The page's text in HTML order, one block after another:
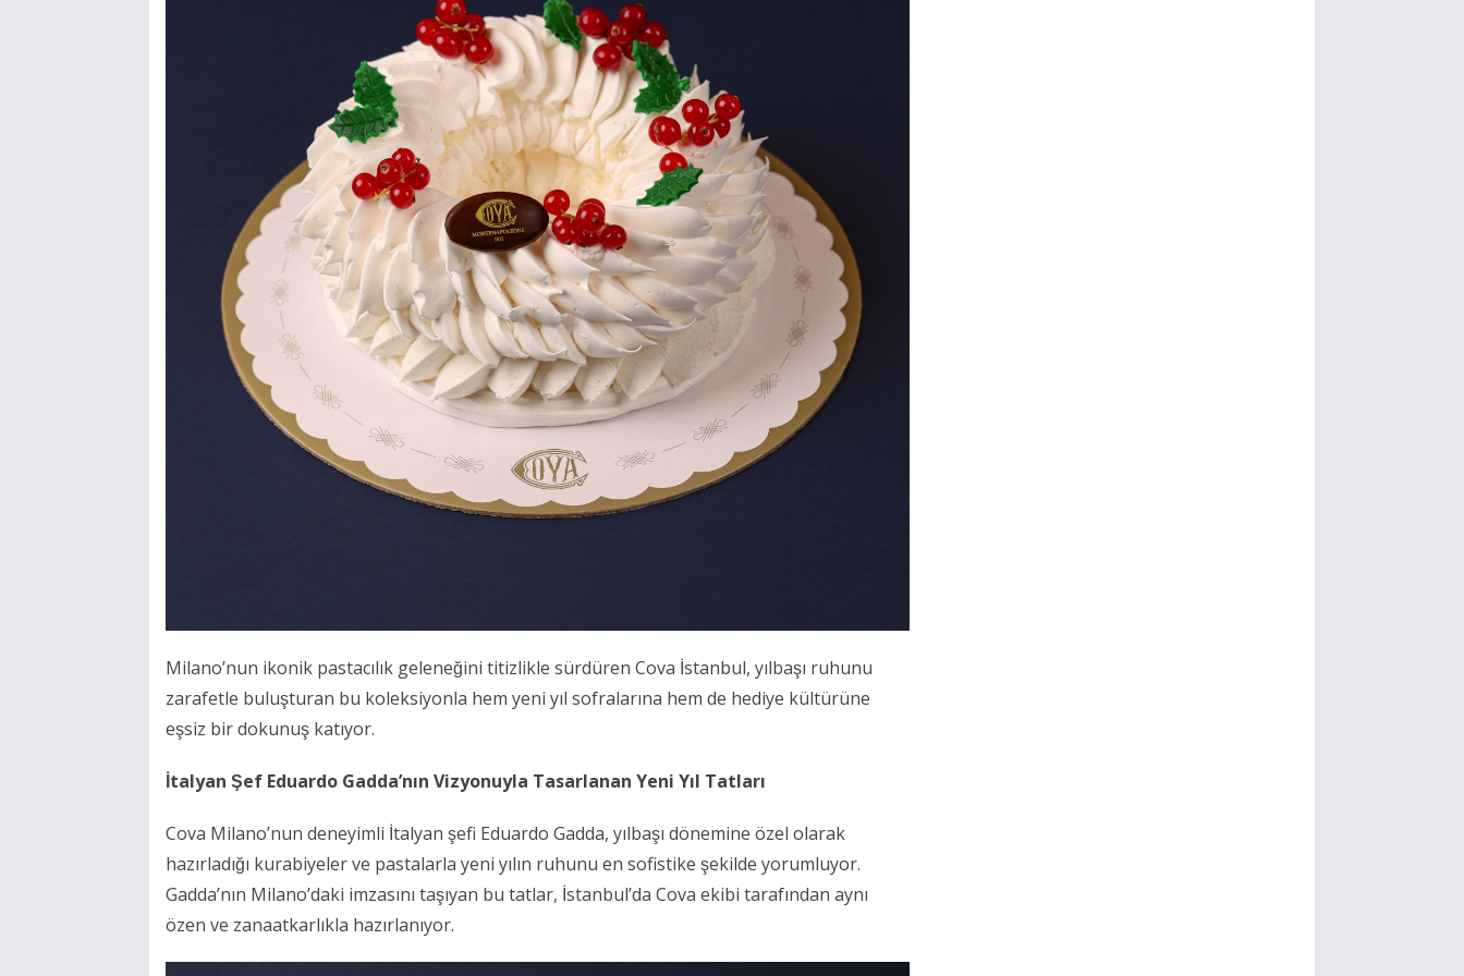
Milano’nun ikonik pastacılık geleneğini titizlikle sürdüren Cova İstanbul, yılbaşı ruhunu
zarafetle buluşturan bu koleksiyonla hem yeni yıl sofralarına hem de hediye kültürüne
eşsiz bir dokunuş katıyor.
İtalyan Şef Eduardo Gadda’nın Vizyonuyla Tasarlanan Yeni Yıl Tatları
Cova Milano’nun deneyimli İtalyan şefi Eduardo Gadda, yılbaşı dönemine özel olarak
hazırladığı kurabiyeler ve pastalarla yeni yılın ruhunu en sofistike şekilde yorumluyor.
Gadda’nın Milano’daki imzasını taşıyan bu tatlar, İstanbul’da Cova ekibi tarafından aynı
özen ve zanaatkarlıkla hazırlanıyor.